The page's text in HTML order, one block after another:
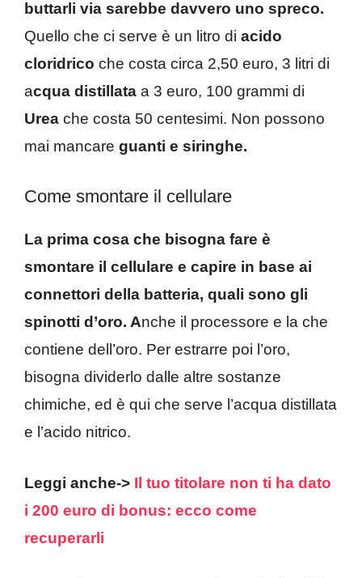
buttarli via sarebbe davvero uno spreco.
Quello che ci serve è un litro di acido
cloridrico che costa circa 2,50 euro, 3 litri di
acqua distillata a 3 euro, 100 grammi di
Urea che costa 50 centesimi. Non possono
mai mancare guanti e siringhe.
Come smontare il cellulare
La prima cosa che bisogna fare è
smontare il cellulare e capire in base ai
connettori della batteria, quali sono gli
spinotti d’oro. Anche il processore e la che
contiene dell’oro. Per estrarre poi l’oro,
bisogna dividerlo dalle altre sostanze
chimiche, ed è qui che serve l’acqua distillata
e l’acido nitrico.
Leggi anche-> Il tuo titolare non ti ha dato
i 200 euro di bonus: ecco come
recuperarli